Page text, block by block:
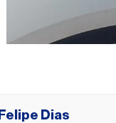
Felipe Dias